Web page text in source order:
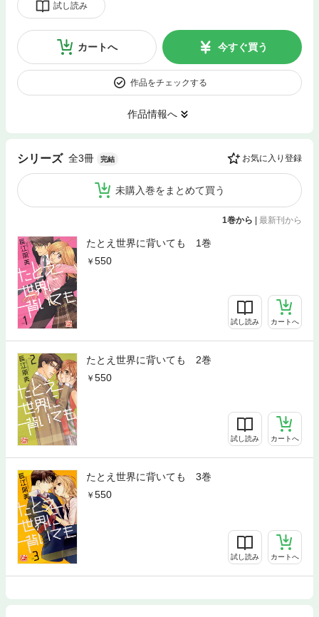
試し読み
カートへ 今すぐ買う
作品をチェックする
作品情報へ
シリーズ 全3冊 完結 お気に入り登録
未購入巻をまとめて買う
1巻から 最新刊から
たとえ世界に背いても 1巻
550
試し読み カートへ
たとえ世界に背いても 2巻
550
試し読み カートへ
たとえ世界に背いても 3巻
550
試し読み カートへ